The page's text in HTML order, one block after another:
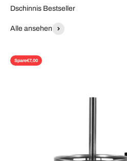
Dschinnis Bestseller
Alle ansehen
Spare€7,00